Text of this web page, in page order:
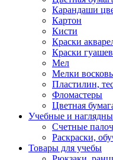
Карандаши
Картон
Кисти
Краски
Краски
Мел
Мелки
Пластилин,
Фломастеры
Цветная
Учебные и
Счетные
Раскраски,
Товары для учебы